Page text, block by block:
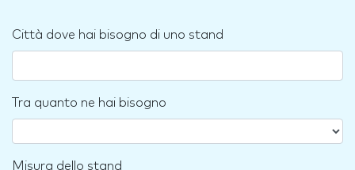
Città dove hai bisogno di uno stand
Tra quanto ne hai bisogno
Misura dello stand